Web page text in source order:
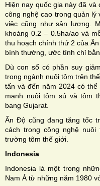
Hiện nay quốc gia này đã
công nghệ cao trong quản lý
việc cũng như sản lượng.
khoảng 0.2 – 0.5ha/ao và
thu hoạch chính thứ 2 của
bình thường, ước tính chỉ
Dù con số có phần suy
trong ngành nuôi tôm trên
tấn và đến năm 2024 có
mạnh nuôi tôm sú và tôm
bang Gujarat.
Ấn Độ cũng đang tăng tốc
cách trong công nghệ
trường tôm thế giới.
Indonesia
Indonesia là một trong
Nam Á từ những năm 1980